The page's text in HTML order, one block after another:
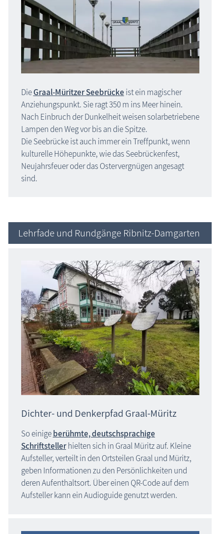
DieGraal-Müritzer Seebrücke ist ein magischer
Anziehungspunkt. Sie ragt 350 m ins Meer hinein.
Nach Einbruch der Dunkelheit weisen solarbetriebene
Lampen den Weg vor bis an die Spitze.
Die Seebrücke ist auch immer ein Treffpunkt, wenn
kulturelle Höhepunkte, wie das Seebrückenfest,
Neujahrsfeuer oder das Ostervergnügen angesagt
sind.
Lehrfade und Rundgänge Ribnitz-Damgarten
Dichter- und Denkerpfad Graal-Müritz
So einigeberühmte, deutschsprachige
Schriftstellerhielten sich in Graal Müritz auf. Kleine
Aufsteller, verteilt in den Ortsteilen Graal und Müritz,
geben Informationen zu den Persönlichkeiten und
deren Aufenthaltsort. Über einen QR-Code auf dem
Aufsteller kann ein Audioguide genutzt werden.